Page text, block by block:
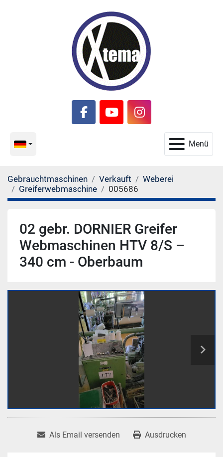
facebook
youtubeinstagram
Menü
Gebrauchtmaschinen Verkauft
Weberei
Greiferwebmaschine
005686
02 gebr. DORNIER Greifer
Webmaschinen HTV 8/S –
340 cm - Oberbaum
Als Email versenden Ausdrucken